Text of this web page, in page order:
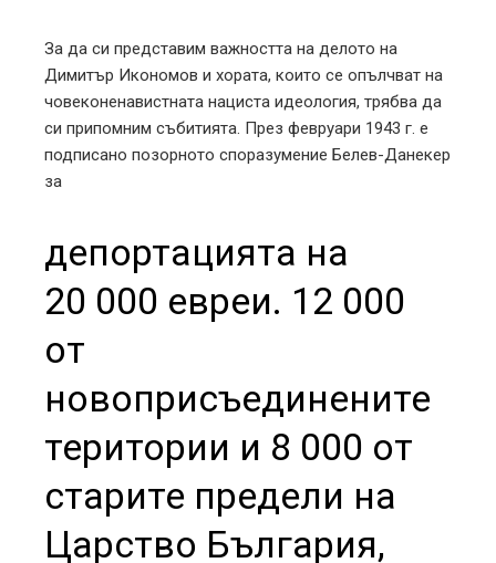
За да си представим важността на делото на
Димитър Икономов и хората, които се опълчват на
човеконенавистната нациста идеология, трябва да
си припомним събитията. През февруари 1943 г. е
подписано позорното споразумение Белев-Данекер
за
депортацията на
20 000 евреи. 12 000
от
новоприсъединените
територии и 8 000 от
старите предели на
Царство България,